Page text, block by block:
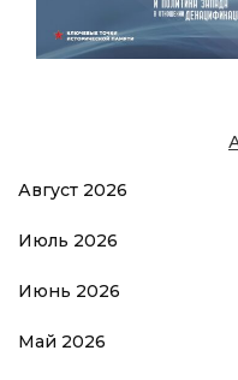
Август 2026
Июль 2026
Июнь 2026
Май 2026